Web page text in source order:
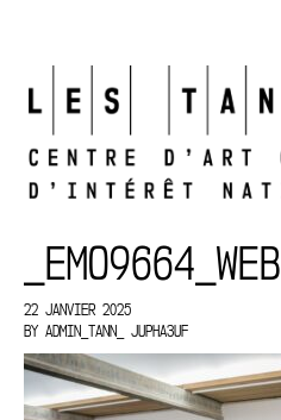
_EMO9664_WEB
22 JANVIER 2025
BY ADMIN_TANN_ JUPHA3UF